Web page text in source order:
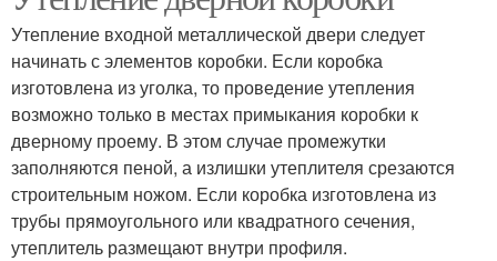
Утепление входной металлической двери следует
начинать с элементов коробки. Если коробка
изготовлена из уголка, то проведение утепления
возможно только в местах примыкания коробки к
дверному проему. В этом случае промежутки
заполняются пеной, а излишки утеплителя срезаются
строительным ножом. Если коробка изготовлена из
трубы прямоугольного или квадратного сечения,
утеплитель размещают внутри профиля.